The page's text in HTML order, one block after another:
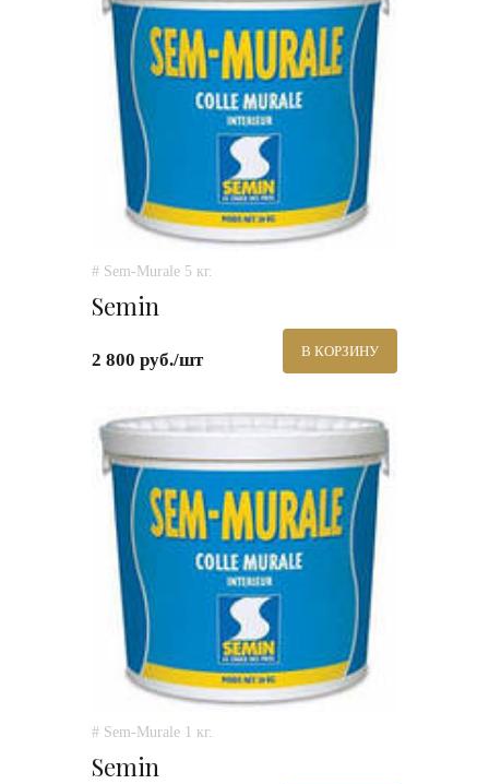
# Sem-Murale 5 кг.
Semin
2 800 руб./шт В КОРЗИНУ
# Sem-Murale 1 кг.
Semin